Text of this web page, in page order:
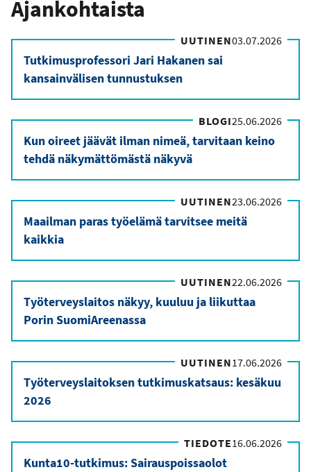
Ajankohtaista
UUTINEN03.07.2026
Tutkimusprofessori Jari Hakanen sai
kansainvälisen tunnustuksen
BLOGI25.06.2026
Kun oireet jäävät ilman nimeä, tarvitaan keino
tehdä näkymättömästä näkyvä
UUTINEN23.06.2026
Maailman paras työelämä tarvitsee meitä
kaikkia
UUTINEN22.06.2026
Työterveyslaitos näkyy, kuuluu ja liikuttaa
Porin SuomiAreenassa
UUTINEN17.06.2026
Työterveyslaitoksen tutkimuskatsaus: kesäkuu
2026
TIEDOTE16.06.2026
Kunta10-tutkimus: Sairauspoissaolot